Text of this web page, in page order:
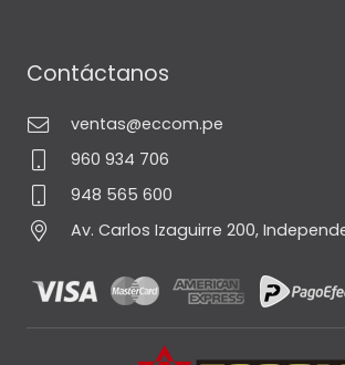
Contáctanos
ventas@eccom.pe
960 934 706
948 565 600
Av. Carlos Izaguirre 200,